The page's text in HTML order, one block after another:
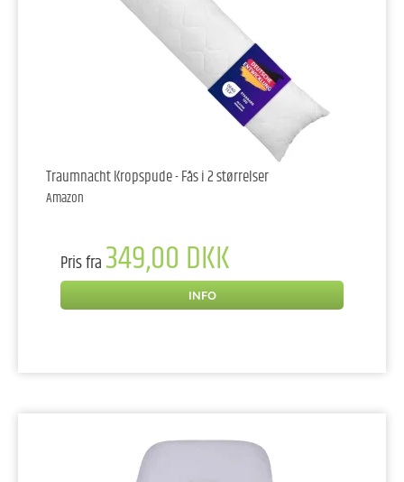
Traumnacht Kropspude - Fås i 2 størrelser
Amazon
Pris fra 349,00 DKK
INFO